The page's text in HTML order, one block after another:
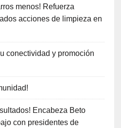
menos! Refuerza
acciones de limpieza en
conectividad y promoción
Encabeza Beto
con presidentes de